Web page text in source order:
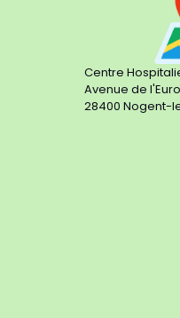
Centre
Avenue de
28400 Nogent-